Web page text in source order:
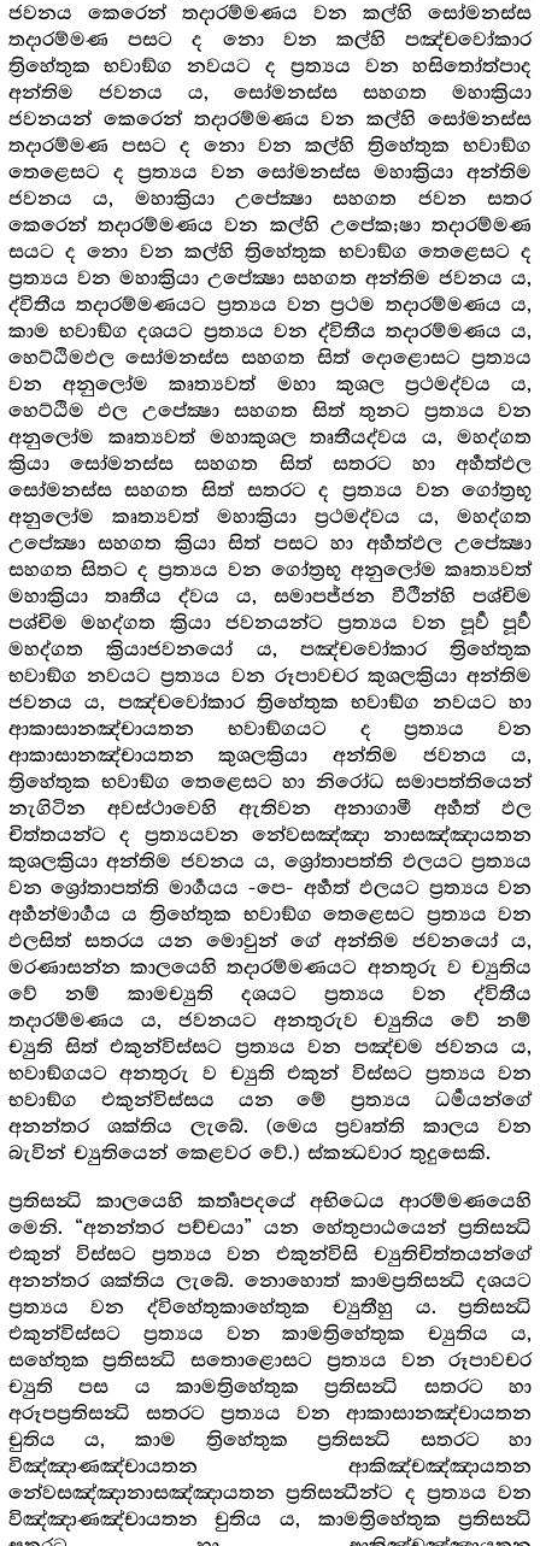
ජවනය කෙරෙන් තදාරම්මණය වන කල්හි සෝමනස්ස
තදාරම්මණ පසට ද නො වන කල්හි පඤ්චවෝකාර
ත්‍රිහේතුක භවාඞ්ග නවයට ද ප්‍රත්‍යය වන හසිතෝත්පාද
අන්තිම ජවනය ය, සෝමනස්ස සහගත මහාක්‍රියා
ජවනයන් කෙරෙන් තදාරම්මණය වන කල්හි සෝමනස්ස
තදාරම්මණ පසට ද නො වන කල්හි ත්‍රිහේතුක භවාඞ්ග
තෙළෙසට ද ප්‍රත්‍යය වන සෝමනස්ස මහාක්‍රියා අන්තිම
ජවනය ය, මහාක්‍රියා උපේක්‍ෂා සහගත ජවන සතර
කෙරෙන් තදාරම්මණය වන කල්හි උපේක;ෂා තදාරම්මණ
සයට ද නො වන කල්හි ත්‍රිහේතුක භවාඞ්ග තෙළෙසට ද
ප්‍රත්‍යය වන මහාක්‍රියා උපේක්‍ෂා සහගත අන්තිම ජවනය ය,
ද්විතීය තදාරම්මණයට ප්‍රත්‍යය වන ප්‍රථම තදාරම්මණය ය,
කාම භවාඞ්ග දශයට ප්‍රත්‍යය වන ද්විතීය තදාරම්මණය ය,
හෙට්ඨිමඵල සෝමනස්ස සහගත සිත් දොළොසට ප්‍රත්‍යය
වන අනුලෝම කෘත්‍යවත් මහා කුශල ප්‍රථමද්වය ය,
හෙට්ඨිම ඵල උපේක්‍ෂා සහගත සිත් තුනට ප්‍රත්‍යය වන
අනුලෝම කෘත්‍යවත් මහාකුශල තෘතීයද්වය ය, මහද්ගත
ක්‍රියා සෝමනස්ස සහගත සිත් සතරට හා අර්‍හත්ඵල
සෝමනස්ස සහගත සිත් සතරට ද ප්‍රත්‍යය වන ගෝත්‍රභූ
අනුලෝම කෘත්‍යවත් මහාක්‍රියා ප්‍රථමද්වය ය, මහද්ගත
උපේක්‍ෂා සහගත ක්‍රියා සිත් පසට හා අර්‍හත්ඵල උපේක්‍ෂා
සහගත සිතට ද ප්‍රත්‍යය වන ගෝත්‍රභූ අනුලෝම කෘත්‍යවත්
මහාක්‍රියා තෘතීය ද්වය ය, සමාපජ්ජන වීථීන්හි පශ්චිම
පශ්චිම මහද්ගත ක්‍රියා ජවනයන්ට ප්‍රත්‍යය වන පූර්‍ව පූර්‍ව
මහද්ගත ක්‍රියාජවනයෝ ය, පඤ්චවෝකාර ත්‍රිහේතුක
භවාඞ්ග නවයට ප්‍රත්‍යය වන රූපාවචර කුශලක්‍රියා අන්තිම
ජවනය ය, පඤ්චවෝකාර ත්‍රිහේතුක භවාඞ්ග නවයට හා
ආකාසානඤ්චායතන භවාඞ්ගයට ද ප්‍රත්‍යය වන
ආකාසානඤ්චායතන කුශලක්‍රියා අන්තිම ජවනය ය,
ත්‍රිහේතුක භවාඞ්ග තෙළෙසට හා නිරෝධ සමාපත්තියෙන්
නැගිටින අවස්ථාවෙහි ඇතිවන අනාගාමී අර්‍හත් ඵල
චිත්තයන්ට ද ප්‍රත්‍යයවන නේවසඤ්ඤා නාසඤ්ඤායතන
කුශලක්‍රියා අන්තිම ජවනය ය, ශ්‍රෝතාපත්ති ඵලයට ප්‍රත්‍යය
වන ශ්‍රෝතාපත්ති මාර්‍ගයය -පෙ- අර්‍හත් ඵලයට ප්‍රත්‍යය වන
අර්‍හන්මාර්‍ගය ය ත්‍රිහේතුක භවාඞ්ග තෙළෙසට ප්‍රත්‍යය වන
ඵලසිත් සතරය යන මොවුන් ගේ අන්තිම ජවනයෝ ය,
මරණාසන්න කාලයෙහි තදාරම්මණයට අනතුරු ව ච්‍යුතිය
වේ නම් කාමච්‍යුති දශයට ප්‍රත්‍යය වන ද්විතීය
තදාරම්මණය ය, ජවනයට අනතුරුව ච්‍යුතිය වේ නම්
ච්‍යුති සිත් එකුන්විස්සට ප්‍රත්‍යය වන පඤ්චම ජවනය ය,
භවාඞ්ගයට අනතුරු ව ච්‍යුති එකුන් විස්සට ප්‍රත්‍යය වන
භවාඞ්ග එකුන්විස්සය යන මේ ප්‍රත්‍යය ධර්‍මයන්ගේ
අනන්තර ශක්තිය ලැබේ. (මෙය ප්‍රවෘත්ති කාලය වන
බැවින් ච්‍යුතියෙන් කෙළවර වේ.) ස්කන්‍ධවාර තුදුසෙකි.
ප්‍රතිසන්‍ධි කාලයෙහි කර්‍තෘපදයේ අභිධෙය ආරම්මණයෙහි
මෙනි. “අනන්තර පච්චයා” යන හේතුපාඨයෙන් ප්‍රතිසන්‍ධි
එකුන් විස්සට ප්‍රත්‍යය වන එකුන්විසි ච්‍යුතිචිත්තයන්ගේ
අනන්තර ශක්තිය ලැබේ. නොහොත් කාමප්‍රතිසන්‍ධි දශයට
ප්‍රත්‍යය වන ද්විහේතුකාහේතුක ච්‍යුතීහු ය. ප්‍රතිසන්‍ධි
එකුන්විස්සට ප්‍රත්‍යය වන කාමත්‍රිහේතුක ච්‍යුතිය ය,
සහේතුක ප්‍රතිසන්‍ධි සතොළොසට ප්‍රත්‍යය වන රූපාවචර
ච්‍යුති පස ය කාමත්‍රිහේතුක ප්‍රතිසන්‍ධි සතරට හා
අරූපප්‍රතිසන්‍ධි සතරට ප්‍රත්‍යය වන ආකාසානඤ්චායතන
චුතිය ය, කාම ත්‍රිහේතුක ප්‍රතිසන්‍ධි සතරට හා
විඤ්ඤාණඤ්චායතන ආකිඤ්චඤ්ඤායතන
නේවසඤ්ඤානාසඤ්ඤායතන ප්‍රතිසන්‍ධීන්ට ද ප්‍රත්‍යය වන
විඤ්ඤාණඤ්චායතන චුතිය ය, කාමත්‍රිහේතුක ප්‍රතිසන්‍ධි